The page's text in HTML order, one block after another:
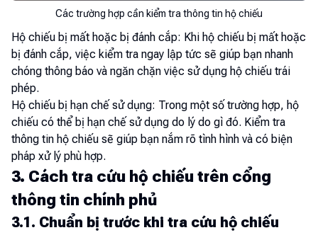
Các trường hợp cần kiểm tra thông tin hộ chiếu
Hộ chiếu bị mất hoặc bị đánh cắp: Khi hộ chiếu bị mất hoặc
bị đánh cắp, việc kiểm tra ngay lập tức sẽ giúp bạn nhanh
chóng thông báo và ngăn chặn việc sử dụng hộ chiếu trái
phép.
Hộ chiếu bị hạn chế sử dụng: Trong một số trường hợp, hộ
chiếu có thể bị hạn chế sử dụng do lý do gì đó. Kiểm tra
thông tin hộ chiếu sẽ giúp bạn nắm rõ tình hình và có biện
pháp xử lý phù hợp.
3. Cách tra cứu hộ chiếu trên cổng
thông tin chính phủ
3.1. Chuẩn bị trước khi tra cứu hộ chiếu